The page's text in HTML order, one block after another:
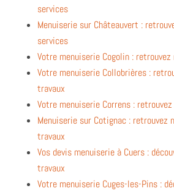
services
Menuiserie sur Châteauvert :
services
Votre menuiserie Cogolin : retrouvez
Votre menuiserie Collobrières :
travaux
Votre menuiserie Correns :
Menuiserie sur Cotignac : retrouvez
travaux
Vos devis menuiserie à Cuers :
travaux
Votre menuiserie Cuges-les-Pins :